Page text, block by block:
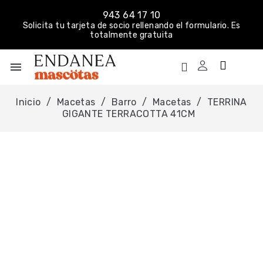
943 64 17 10
Solicita tu tarjeta de socio rellenando el formulario. Es
totalmente gratuita
menu
Inicio Macetas Barro Macetas
TERRINA
GIGANTE TERRACOTTA 41CM